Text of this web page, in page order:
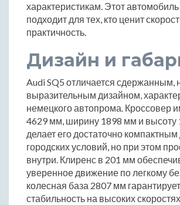
характеристикам. Этот
подходит для тех, кто ценит
практичность.
Дизайн и
Audi SQ5 отличается сдержанным,
выразительным дизайном,
немецкого автопрома. Кроссовер
4629 мм, ширину 1898 мм и высоту
делает его достаточно компактным
городских условий, но при этом
внутри. Клиренс в 201 мм
уверенное движение по легкому
колесная база 2807 мм гарантирует
стабильность на высоких